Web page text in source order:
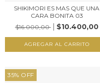
SHIKIMORI ES MAS QUE UNA
CARA BONITA 03
$16.000,00
$10.400,00
35% OFF